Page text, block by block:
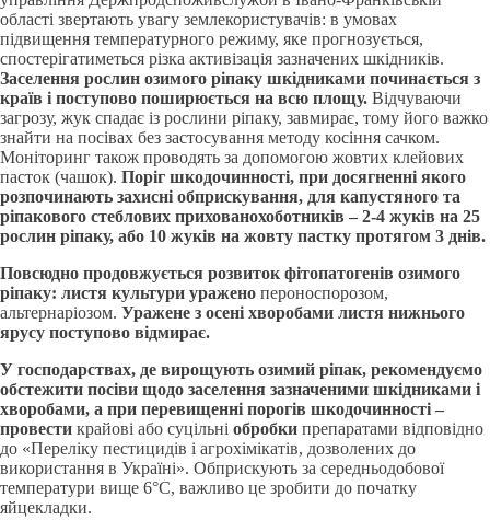
області звертають увагу землекористувачів: в умовах
підвищення температурного режиму, яке прогнозується,
спостерігатиметься різка активізація зазначених шкідників.
Заселення рослин озимого ріпаку шкідниками починається з
країв і поступово поширюється на всю площу. Відчуваючи
загрозу, жук спадає із рослини ріпаку, завмирає, тому його важко
знайти на посівах без застосування методу косіння сачком.
Моніторинг також проводять за допомогою жовтих клейових
пасток (чашок). Поріг шкодочинності, при досягненні якого
розпочинають захисні обприскування, для капустяного та
ріпакового стеблових прихованохоботників – 2-4 жуків на 25
рослин ріпаку, або 10 жуків на жовту пастку протягом 3 днів.
Повсюдно продовжується розвиток фітопатогенів озимого
ріпаку: листя культури уражено пероноспорозом,
альтернаріозом. Уражене з осені хворобами листя нижнього
ярусу поступово відмирає.
У господарствах, де вирощують озимий ріпак, рекомендуємо
обстежити посіви щодо заселення зазначеними шкідниками і
хворобами, а при перевищенні порогів шкодочинності –
провести крайові або суцільні обробки препаратами відповідно
до «Переліку пестицидів і агрохімікатів, дозволених до
використання в Україні». Обприскують за середньодобової
температури вище 6°С, важливо це зробити до початку
яйцекладки.